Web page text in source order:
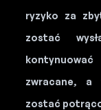
ryzyko za
zostać
zwracane, a
zostać